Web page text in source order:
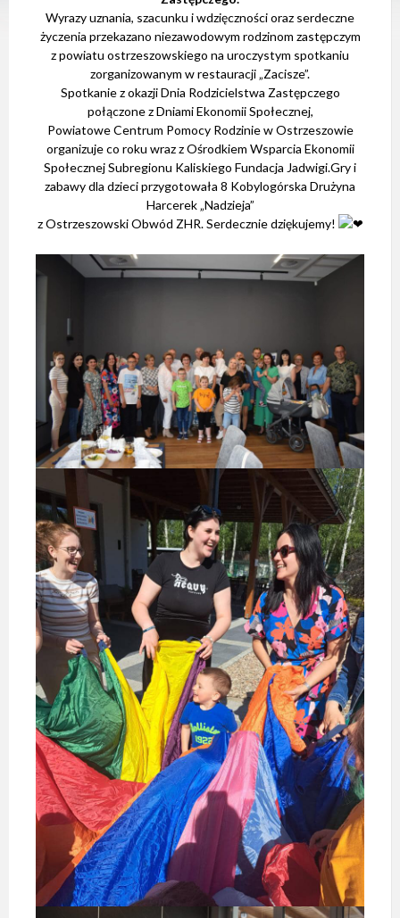
Wyrazy uznania, szacunku i wdzięczności oraz serdeczne
życzenia przekazano niezawodowym rodzinom zastępczym
z powiatu ostrzeszowskiego na uroczystym spotkaniu
zorganizowanym w restauracji „Zacisze”.
Spotkanie z okazji Dnia Rodzicielstwa Zastępczego
połączone z Dniami Ekonomii Społecznej,
Powiatowe Centrum Pomocy Rodzinie w Ostrzeszowie
organizuje co roku wraz z Ośrodkiem Wsparcia Ekonomii
Społecznej Subregionu Kaliskiego Fundacja Jadwigi.Gry i
zabawy dla dzieci przygotowała 8 Kobylogórska Drużyna
Harcerek „Nadzieja”
zOstrzeszowski Obwód ZHR. Serdecznie dziękujemy!